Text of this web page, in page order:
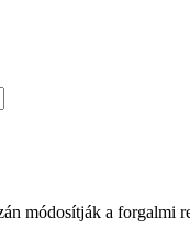
módosítják a forgalmi